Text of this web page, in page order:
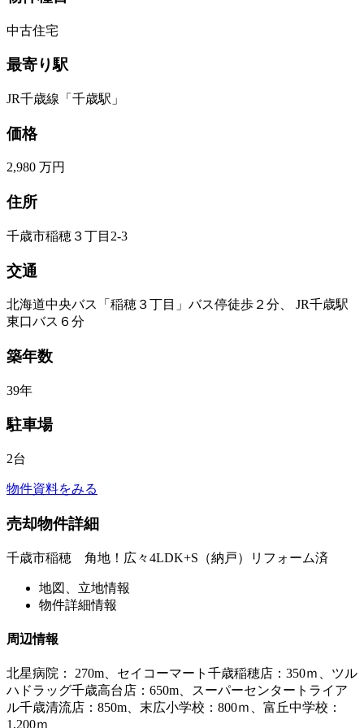
中古住宅
最寄り駅
JR千歳線「千歳駅」
価格
2,980 万円
住所
千歳市稲穂３丁目2-3
交通
北海道中央バス「稲穂３丁目」バス停徒歩２分、 JR千歳駅
東口バス６分
築年数
39年
駐車場
2台
物件資料をみる
売却物件詳細
千歳市稲穂 角地！広々4LDK+S（納戸）リフォーム済
地図、立地情報
物件詳細情報
周辺情報
北星病院： 270m、セイコーマート千歳稲穂店：350ｍ、ツル
ハドラッグ千歳高台店：650m、スーパーセンタートライア
ル千歳清流店：850m、末広小学校：800ｍ、富丘中学校：
1,200ｍ